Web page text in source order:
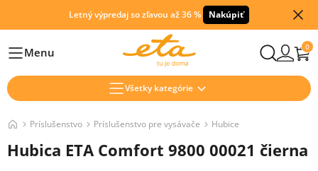
Letný výpredaj so zľavou až 36 % Nakúpiť
HlavníMenu 0
Všetky kategórie
Príslušenstvo Príslušenstvo pre vysávače Hubice
Hubica ETA Comfort 9800 00021 čierna